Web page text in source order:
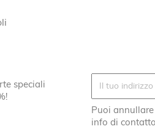
speciali
Puoi
info di